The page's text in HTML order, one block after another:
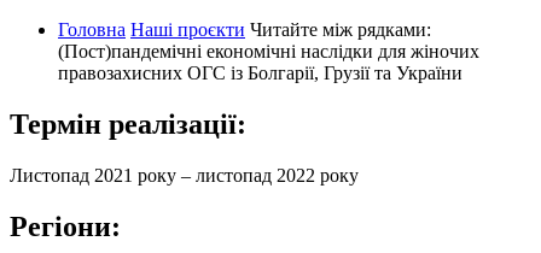
Головна Наші проєкти Читайте між рядками:
(Пост)пандемічні економічні наслідки для жіночих
правозахисних ОГС із Болгарії, Грузії та України
Термін реалізації:
Листопад 2021 року – листопад 2022 року
Регіони: